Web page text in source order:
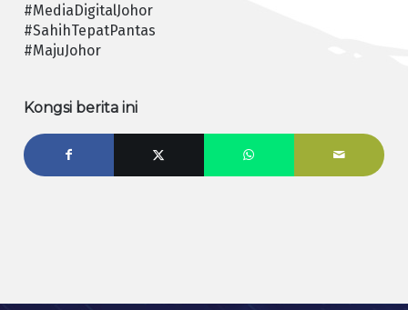
#MediaDigitalJohor
#SahihTepatPantas
#MajuJohor
Kongsi berita ini